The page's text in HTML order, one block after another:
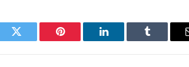
Twitter Pinterest LinkedIn Tumblr